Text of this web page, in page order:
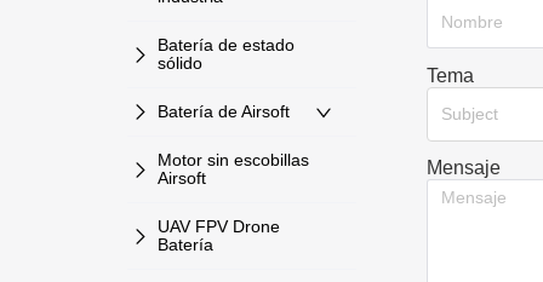
Batería de estado
sólido
Batería de Airsoft
Motor sin escobillas
Airsoft
UAV FPV Drone
Batería
Tema
Subject
Mensaje